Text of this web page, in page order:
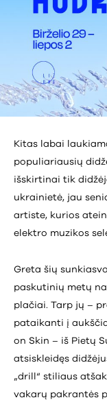
Kitas labai
populiariausių
išskirtinai tik
ukrainietė, jau
artiste, kurios
elektro muzikos
Greta šių
paskutinių metų
plačiai. Tarp jų –
pataikanti į
on Skin – iš Pietų
atsiskleidęs
„drill“ stiliaus
vakarų pakrantės